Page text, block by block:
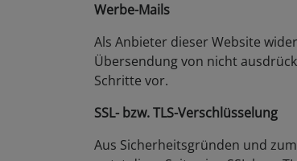
Werbe-Mails
Als Anbieter dieser Website
Übersendung von nicht
Schritte vor.
SSL- bzw. TLS-Verschlüsselung
Aus Sicherheitsgründen und